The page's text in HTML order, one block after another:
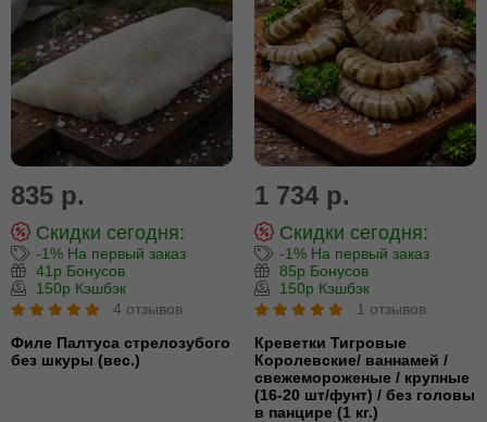
835 р.
Скидки сегодня:
-1% На первый заказ
41р Бонусов
150р Кэшбэк
4 отзывов
Филе Палтуса стрелозубого
без шкуры (вес.)
1 734 р.
Скидки сегодня:
-1% На первый заказ
85р Бонусов
150р Кэшбэк
1 отзывов
Креветки Тигровые
Королевские/ ваннамей /
свежемороженые / крупные
(16-20 шт/фунт) / без головы
в панцире (1 кг.)